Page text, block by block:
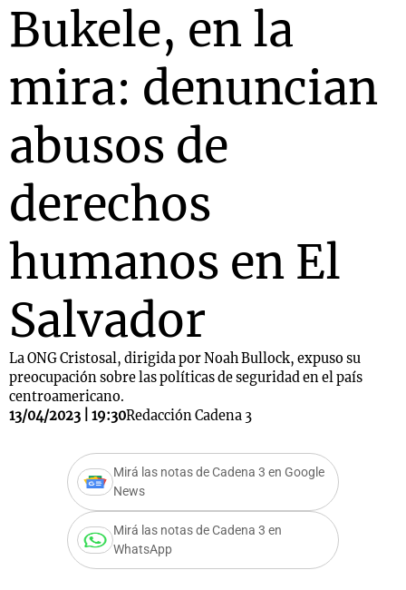
Bukele, en la
mira: denuncian
abusos de
derechos
humanos en El
Salvador
La ONG Cristosal, dirigida por Noah Bullock, expuso su
preocupación sobre las políticas de seguridad en el país
centroamericano.
13/04/2023 | 19:30Redacción Cadena 3
Mirá las notas de Cadena 3 en Google
News
Mirá las notas de Cadena 3 en
WhatsApp